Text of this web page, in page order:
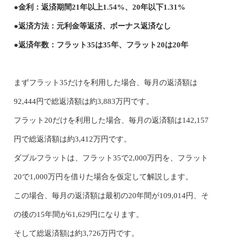
●金利：返済期間21年以上1.54%、20年以下1.31%
●返済方法：元利金等返済、ボーナス返済なし
●返済年数：フラット35は35年、フラット20は20年
まずフラット35だけを利用した場合、毎月の返済額は
92,444円で総返済額は約3,883万円です。
フラット20だけを利用した場合、毎月の返済額は142,157
円で総返済額は約3,412万円です。
ダブルフラットは、フラット35で2,000万円を、フラット
20で1,000万円を借りた場合を仮定して解説します。
この場合、毎月の返済額は最初の20年間が109,014円、そ
の後の15年間が61,629円になります。
そして総返済額は約3,726万円です。